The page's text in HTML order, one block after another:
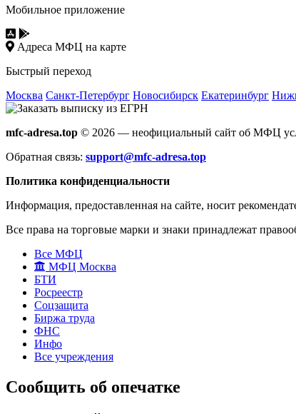
Мобильное приложение
Адреса МФЦ на карте
Быстрый переход
Москва Санкт-Петербург Новосибирск Екатеринбург
mfc-adresa.top © 2026 — неофициальный сайт об МФЦ
Обратная связь: support@mfc-adresa.top
Политика конфиденциальности
Информация, предоставленная на сайте, носит
Все права на торговые марки и знаки принадлежат
Все МФЦ
МФЦ Москва
БТИ
Росреестр
Соцзащита
Биржа труда
ФНС
Инфо
Все учреждения
Сообщить об опечатке